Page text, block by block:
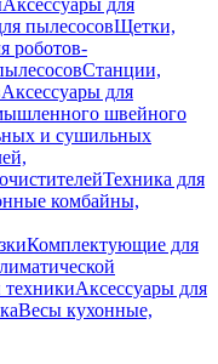
Аксессуары для
пылесосовЩетки,
роботов-
Станции,
Аксессуары для
швейного
и сушильных
Техника для
комбайны,
Комплектующие для
техникиАксессуары для
Весы кухонные,